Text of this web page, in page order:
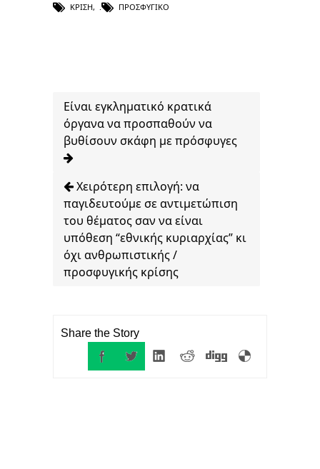
ΚΡΊΣΗ, ΠΡΟΣΦΥΓΙΚΌ
Είναι εγκληματικό κρατικά
όργανα να προσπαθούν να
βυθίσουν σκάφη με πρόσφυγες
Χειρότερη επιλογή: να
παγιδευτούμε σε αντιμετώπιση
του θέματος σαν να είναι
υπόθεση “εθνικής κυριαρχίας” κι
όχι ανθρωπιστικής /
προσφυγικής κρίσης
Share the Story